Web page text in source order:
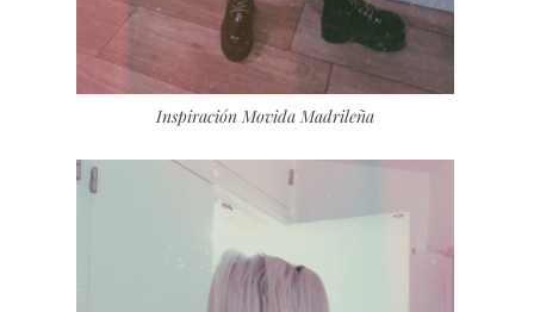
Inspiración Movida Madrileña